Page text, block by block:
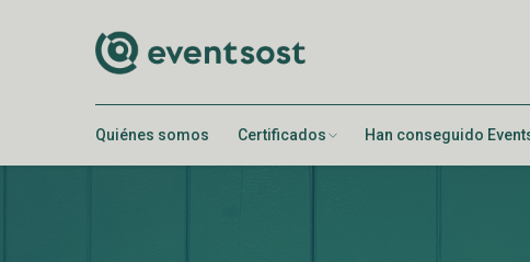
Quiénes somos Certificados Han conseguido